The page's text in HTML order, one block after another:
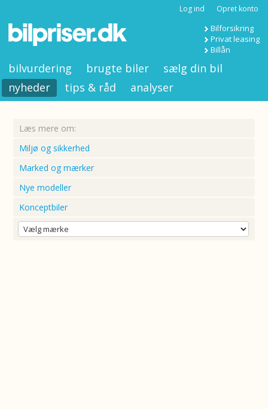
Log ind Opret konto
Bilforsikring
Privat leasing
Billån
bilvurdering brugte biler
sælg din bil
nyheder
tips & råd analyser
Læs mere om:
Miljø og sikkerhed
Marked og mærker
Nye modeller
Konceptbiler